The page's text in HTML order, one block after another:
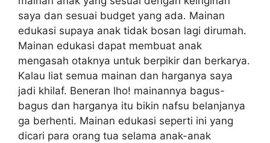
saya dan sesuai budget yang ada. Mainan
edukasi supaya anak tidak bosan lagi dirumah.
Mainan edukasi dapat membuat anak
mengasah otaknya untuk berpikir dan berkarya.
Kalau liat semua mainan dan harganya saya
jadi khilaf. Beneran lho! mainannya bagus-
bagus dan harganya itu bikin nafsu belanjanya
ga berhenti. Mainan edukasi seperti ini yang
dicari para orang tua selama anak-anak